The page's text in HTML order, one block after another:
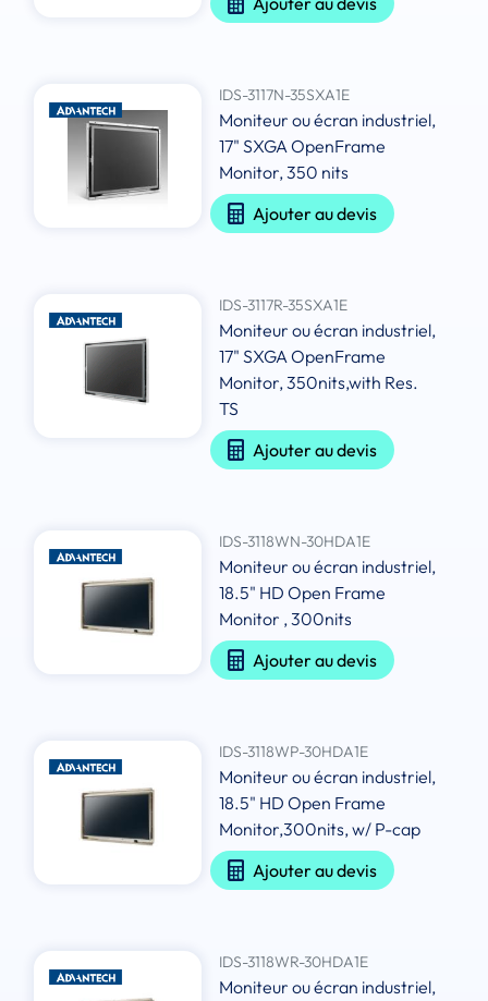
IDS-3117N-35SXA1E
Moniteur ou écran industriel,
17" SXGA OpenFrame
Monitor, 350 nits
Ajouter au devis
IDS-3117R-35SXA1E
Moniteur ou écran industriel,
17" SXGA OpenFrame
Monitor, 350nits,with Res.
TS
Ajouter au devis
IDS-3118WN-30HDA1E
Moniteur ou écran industriel,
18.5" HD Open Frame
Monitor , 300nits
Ajouter au devis
IDS-3118WP-30HDA1E
Moniteur ou écran industriel,
18.5" HD Open Frame
Monitor,300nits, w/ P-cap
Ajouter au devis
IDS-3118WR-30HDA1E
Moniteur ou écran industriel,